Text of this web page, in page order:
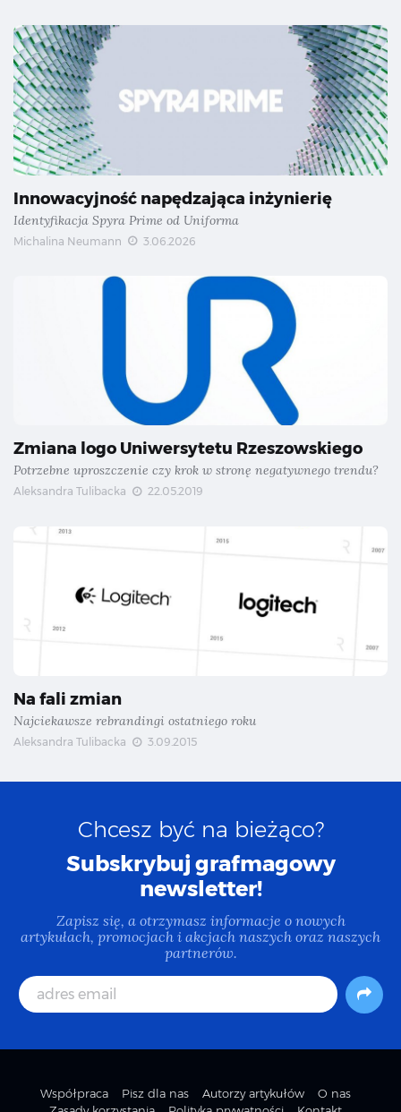
Innowacyjność napędzająca inżynierię
Identyfikacja Spyra Prime od Uniforma
Michalina Neumann 3.06.2026
Zmiana logo Uniwersytetu Rzeszowskiego
Potrzebne uproszczenie czy krok w stronę negatywnego trendu?
Aleksandra Tulibacka 22.05.2019
Na fali zmian
Najciekawsze rebrandingi ostatniego roku
Aleksandra Tulibacka 3.09.2015
Chcesz być na bieżąco?
Subskrybuj grafmagowy
newsletter!
Zapisz się, a otrzymasz informacje o nowych
artykułach, promocjach i akcjach naszych oraz naszych
partnerów.
Współpraca Pisz dla nas Autorzy artykułów
O nas